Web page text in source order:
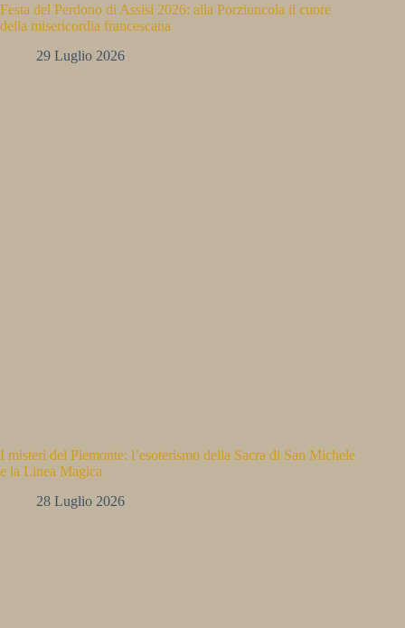
Festa del Perdono di Assisi 2026: alla Porziuncola il cuore
della misericordia francescana
29 Luglio 2026
I misteri del Piemonte: l’esoterismo della Sacra di San Michele
e la Linea Magica
28 Luglio 2026